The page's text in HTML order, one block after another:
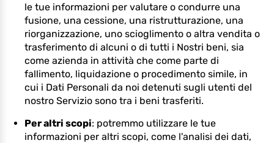
le tue informazioni per valutare o condurre una
fusione, una cessione, una ristrutturazione, una
riorganizzazione, uno scioglimento o altra vendita o
trasferimento di alcuni o di tutti i Nostri beni, sia
come azienda in attività che come parte di
fallimento, liquidazione o procedimento simile, in
cui i Dati Personali da noi detenuti sugli utenti del
nostro Servizio sono tra i beni trasferiti.
Per altri scopi: potremmo utilizzare le tue
informazioni per altri scopi, come l'analisi dei dati,